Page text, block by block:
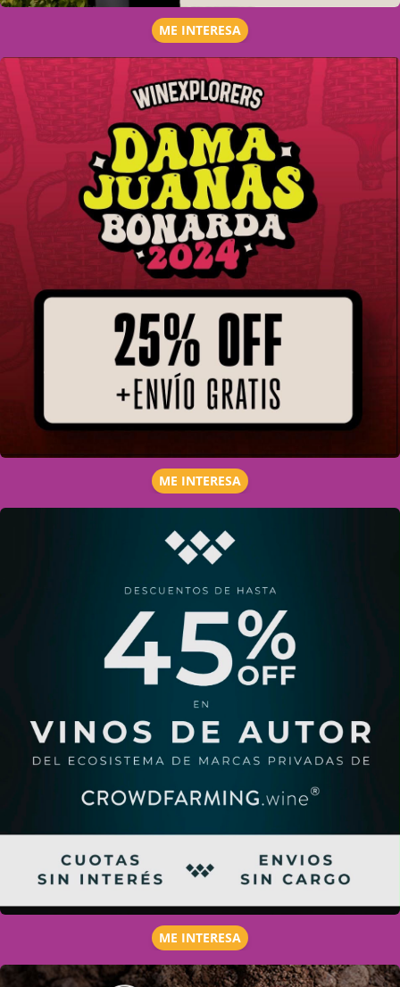
ME INTERESA
ME INTERESA
ME INTERESA